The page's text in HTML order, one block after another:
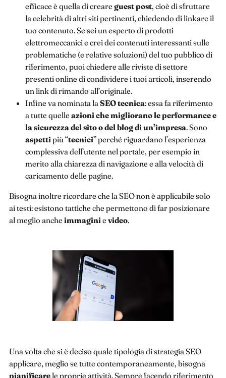
efficace è quella di creare guest post, cioè di sfruttare
la celebrità di altri siti pertinenti, chiedendo di linkare il
tuo contenuto. Se sei un esperto di prodotti
elettromeccanici e crei dei contenuti interessanti sulle
problematiche (e relative soluzioni) del tuo pubblico di
riferimento, puoi chiedere alle riviste di settore
presenti online di condividere i tuoi articoli, inserendo
un link di rimando all’originale.
Infine va nominata la SEO tecnica: essa fa riferimento
a tutte quelle azioni che migliorano le performance e
la sicurezza del sito o del blog di un’impresa. Sono
aspetti più “tecnici” perché riguardano l’esperienza
complessiva dell’utente nel portale, per esempio in
merito alla chiarezza di navigazione e alla velocità di
caricamento delle pagine.
Bisogna inoltre ricordare che la SEO non è applicabile solo
ai testi: esistono tattiche che permettono di far posizionare
al meglio anche immagini e video.
Una volta che si è deciso quale tipologia di strategia SEO
applicare, meglio se tutte contemporaneamente, bisogna
pianificarele proprie attività. Sempre facendo riferimento